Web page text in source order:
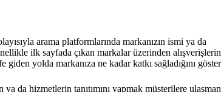
arama platformlarında markanızın ismi ya da
ilk sayfada çıkan markalar üzerinden
yolda markanıza ne kadar katkı sağladığını
da hizmetlerin tanıtımını yapmak müşterilere